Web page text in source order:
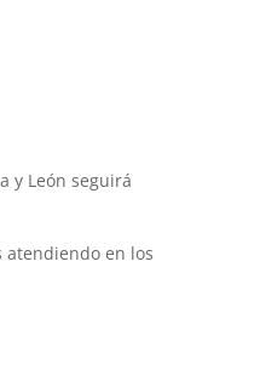
y León seguirá
atendiendo en los